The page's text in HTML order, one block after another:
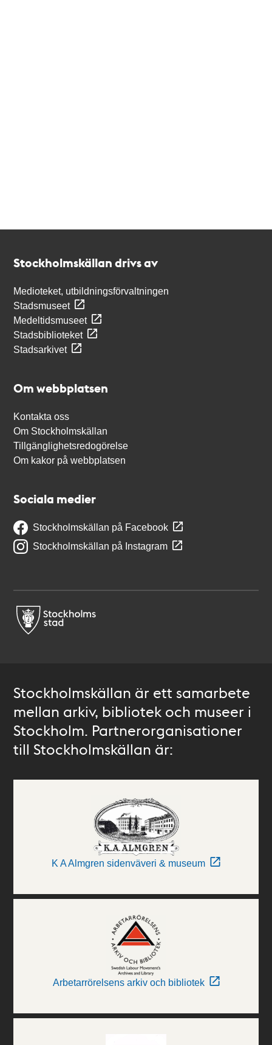
Stockholmskällan drivs av
Medioteket, utbildningsförvaltningen
Stadsmuseet
Medeltidsmuseet
Stadsbiblioteket
Stadsarkivet
Om webbplatsen
Kontakta oss
Om Stockholmskällan
Tillgänglighetsredogörelse
Om kakor på webbplatsen
Sociala medier
Stockholmskällan på Facebook
Stockholmskällan på Instagram
Stockholmskällan är ett samarbete
mellan arkiv, bibliotek och museer i
Stockholm. Partnerorganisationer
till Stockholmskällan är:
K A Almgren sidenväveri & museum
Arbetarrörelsens arkiv och bibliotek